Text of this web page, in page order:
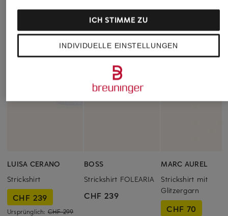
LUISA CERANO
Strickshirt
CHF 239
Ursprünglich: CHF 299
BOSS
Strickshirt FOLEARIA
CHF 239
MARC AUREL
Strickshirt mit
Glitzergarn
CHF 70
INDIVIDUELLE EINSTELLUNGEN
ICH STIMME ZU